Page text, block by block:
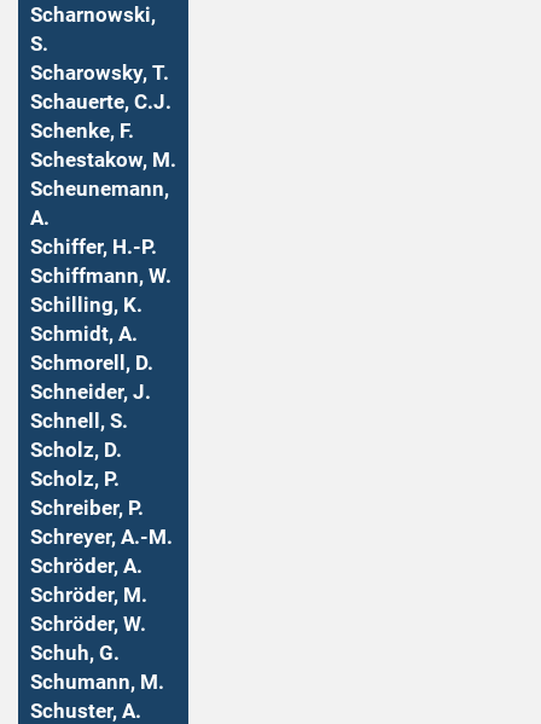
Scharnowski,
S.
Scharowsky, T.
Schauerte, C.J.
Schenke, F.
Schestakow, M.
Scheunemann,
A.
Schiffer, H.-P.
Schiffmann, W.
Schilling, K.
Schmidt, A.
Schmorell, D.
Schneider, J.
Schnell, S.
Scholz, D.
Scholz, P.
Schreiber, P.
Schreyer, A.-M.
Schröder, A.
Schröder, M.
Schröder, W.
Schuh, G.
Schumann, M.
Schuster, A.